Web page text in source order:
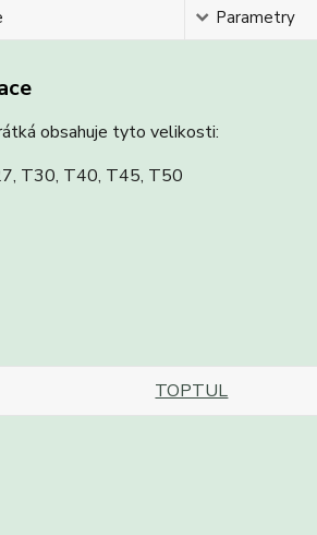
Parametry
obsahuje tyto velikosti:
T30, T40, T45, T50
TOPTUL